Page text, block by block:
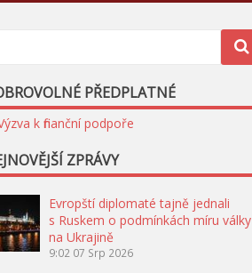
PŘEDPLATNÉ
ZPRÁVY
Evropští diplomaté tajně jednali
s Ruskem o podmínkách míru války
na Ukrajině
9:02 07 Srp 2026